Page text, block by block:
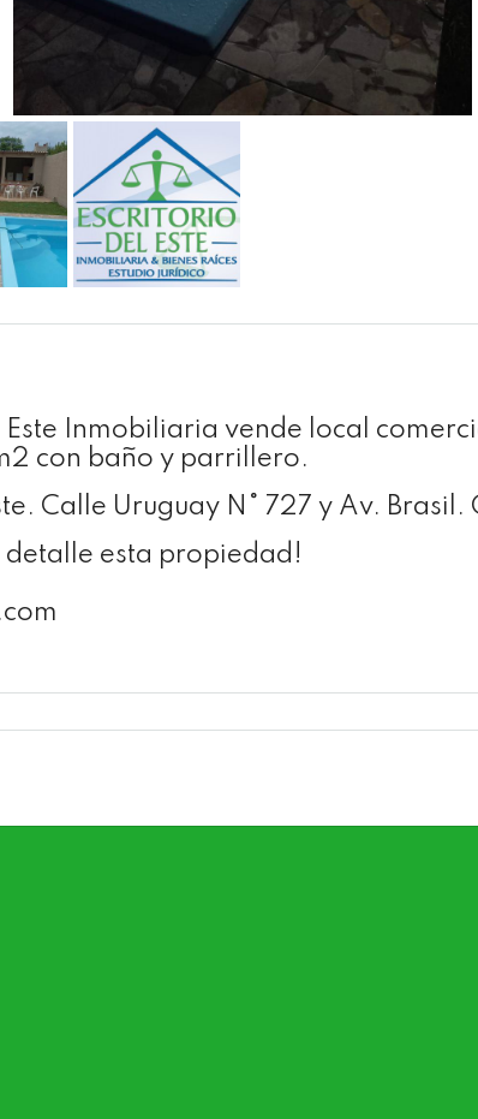
Inmobiliaria vende local
con baño y parrillero.
Calle Uruguay N° 727 y Av.
detalle esta propiedad!